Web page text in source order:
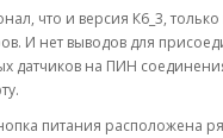
что и версия К6_3,
И нет выводов для
датчиков на ПИН
питания расположена